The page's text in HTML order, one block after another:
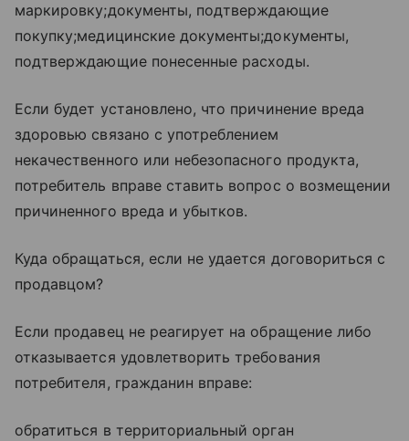
маркировку;документы, подтверждающие
покупку;медицинские документы;документы,
подтверждающие понесенные расходы.
Если будет установлено, что причинение вреда
здоровью связано с употреблением
некачественного или небезопасного продукта,
потребитель вправе ставить вопрос о возмещении
причиненного вреда и убытков.
Куда обращаться, если не удается договориться с
продавцом?
Если продавец не реагирует на обращение либо
отказывается удовлетворить требования
потребителя, гражданин вправе:
обратиться в территориальный орган